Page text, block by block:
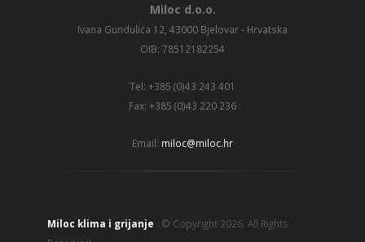
Miloc d.o.o.
Ivana Gundulića 12, 43000 Bjelovar - Hrvatska
OIB: 78512182254
Tel: +385 (0)43 243 401
Fax: +385 (0)43 220 236
Email: miloc@miloc.hr
Miloc klima i grijanje © Copyright 2026. All Rights